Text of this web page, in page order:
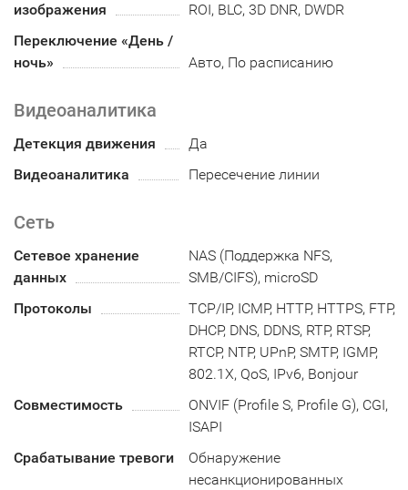
изображения
ROI, BLC, 3D DNR, DWDR
Переключение «День /
ночь»
Авто, По расписанию
Видеоаналитика
Детекция движения
Да
Видеоаналитика
Пересечение линии
Сеть
Сетевое хранение
данных
NAS (Поддержка NFS,
SMB/CIFS), microSD
Протоколы
TCP/IP, ICMP, HTTP, HTTPS, FTP,
DHCP, DNS, DDNS, RTP, RTSP,
RTCP, NTP, UPnP, SMTP, IGMP,
802.1X, QoS, IPv6, Bonjour
Совместимость
ONVIF (Profile S, Profile G), CGI,
ISAPI
Срабатывание тревоги
Обнаружение
несанкционированных